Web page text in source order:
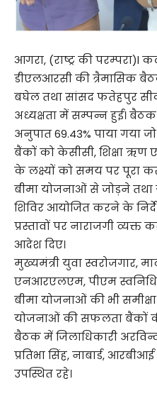
आगरा, (राष्ट्र की परम्परा)l
डीएलआरसी की त्रैमासिक बैठक
बघेल तथा सांसद फतेहपुर
अध्यक्षता में सम्पन्न हुई।
अनुपात 69.43% पाया गया
बैंकों को केसीसी, शिक्षा ऋण
के लक्ष्यों को समय पर पूरा
बीमा योजनाओं से जोड़ने तथा
शिविर आयोजित करने के
प्रस्तावों पर नाराजगी व्यक्त
आदेश दिए।
मुख्यमंत्री युवा स्वरोजगार,
एनआरएलएम, पीएम
बीमा योजनाओं की भी
योजनाओं की सफलता बैंकों की
बैठक में जिलाधिकारी
प्रतिभा सिंह, नाबार्ड,
उपस्थित रहे।